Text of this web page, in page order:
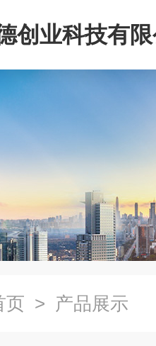
创业科技有
页 > 产品展示